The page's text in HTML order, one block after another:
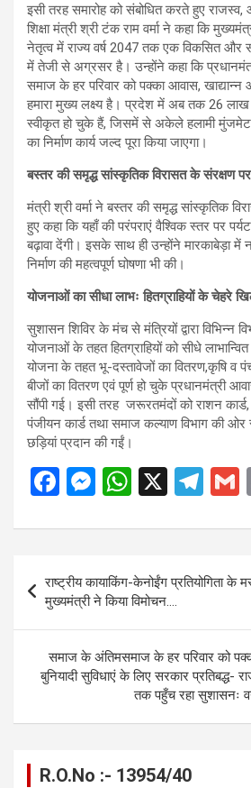
इसी तरह समारोह को संबोधित करते हुए
शिक्षा मंत्री श्री टंक राम वर्मा ने कहा कि
नेतृत्व में राज्य वर्ष 2047 तक एक विकसित और
में तेजी से अग्रसर है। उन्होंने कहा कि
समाज के हर परिवार को पक्का आवास, खाद्यान्न
हमारा मुख्य लक्ष्य है। प्रदेश में अब तक 26
स्वीकृत हो चुके हैं, जिसमें से अकेले हलामी
का निर्माण कार्य जल्द पूरा किया जाएगा।
बस्तर की समृद्ध सांस्कृतिक विरासत के संरक्षण
मंत्री ​श्री वर्मा ने बस्तर की समृद्ध सांस्कृतिक
हुए कहा कि यहाँ की परंपराएं वैश्विक स्तर पर
बढ़ावा देंगी। इसके साथ ही उन्होंने मारकाबेड़ा
निर्माण की महत्वपूर्ण घोषणा भी की।
​योजनाओं का सीधा लाभः हितग्राहियों के चेहरे
सुशासन शिविर के मंच से मंत्रियों द्वारा विभिन्न
योजनाओं के तहत हितग्राहियों को सीधे लाभान्वित
योजना के तहत भू-दस्तावेजों का वितरण,​कृषि व
बीजों का वितरण एवं पूर्ण हो चुके प्रधानमंत्री
सौंपी गई। इसी तरह जरूरतमंदों को राशन
पंजीयन कार्ड तथा समाज कल्याण विभाग की
छड़ियां प्रदान की गईं।
F
ce
b
o
o
k
M
se
n
g
er
W
at
s
A
p
p
X
T
e
gr
a
m
navigation
राष्ट्रीय कायाकिंग-केनोईंग प्रतियोगिता के
मुख्यमंत्री ने किया विमोचन….
समाज के अंतिमसमाज के हर परिवार को
बुनियादी सुविधाएं के लिए सरकार प्रतिबद्ध-
तक पहुँच रहा सुशासनः
R.O.No :- 13954/40